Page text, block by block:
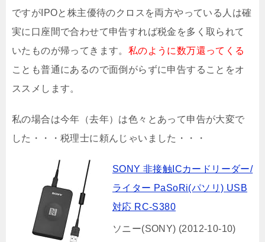
ですがIPOと株主優待のクロスを両方やっている人は確
実に口座間で合わせて申告すれば税金を多く取られて
いたものが帰ってきます。 私のように数万還ってくる
ことも普通にあるので面倒がらずに申告することをオ
ススメします。
私の場合は今年（去年）は色々とあって申告が大変で
した・・・税理士に頼んじゃいました・・・
SONY 非接触ICカードリーダー/
ライター PaSoRi(パソリ) USB
対応 RC-S380
ソニー(SONY) (2012-10-10)